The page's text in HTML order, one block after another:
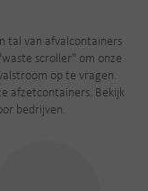
tal van afvalcontainers
scroller" om onze
op te vragen.
afzetcontainers. Bekijk
bedrijven.